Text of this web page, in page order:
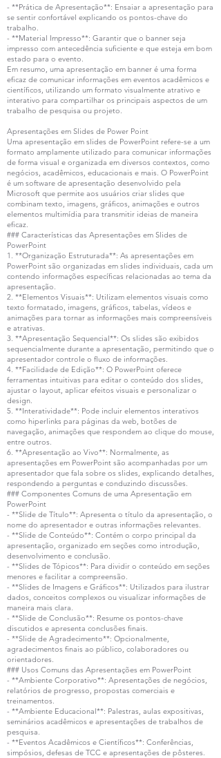
- **Prática de Apresentação**: Ensaiar a apresentação para
se sentir confortável explicando os pontos-chave do
trabalho.
- **Material Impresso**: Garantir que o banner seja
impresso com antecedência suficiente e que esteja em bom
estado para o evento.
Em resumo, uma apresentação em banner é uma forma
eficaz de comunicar informações em eventos acadêmicos e
científicos, utilizando um formato visualmente atrativo e
interativo para compartilhar os principais aspectos de um
trabalho de pesquisa ou projeto.
Apresentações em Slides de Power Point
Uma apresentação em slides de PowerPoint refere-se a um
formato amplamente utilizado para comunicar informações
de forma visual e organizada em diversos contextos, como
negócios, acadêmicos, educacionais e mais. O PowerPoint
é um software de apresentação desenvolvido pela
Microsoft que permite aos usuários criar slides que
combinam texto, imagens, gráficos, animações e outros
elementos multimídia para transmitir ideias de maneira
eficaz.
### Características das Apresentações em Slides de
PowerPoint
1. **Organização Estruturada**: As apresentações em
PowerPoint são organizadas em slides individuais, cada um
contendo informações específicas relacionadas ao tema da
apresentação.
2. **Elementos Visuais**: Utilizam elementos visuais como
texto formatado, imagens, gráficos, tabelas, vídeos e
animações para tornar as informações mais compreensíveis
e atrativas.
3. **Apresentação Sequencial**: Os slides são exibidos
sequencialmente durante a apresentação, permitindo que o
apresentador controle o fluxo de informações.
4. **Facilidade de Edição**: O PowerPoint oferece
ferramentas intuitivas para editar o conteúdo dos slides,
ajustar o layout, aplicar efeitos visuais e personalizar o
design.
5. **Interatividade**: Pode incluir elementos interativos
como hiperlinks para páginas da web, botões de
navegação, animações que respondem ao clique do mouse,
entre outros.
6. **Apresentação ao Vivo**: Normalmente, as
apresentações em PowerPoint são acompanhadas por um
apresentador que fala sobre os slides, explicando detalhes,
respondendo a perguntas e conduzindo discussões.
### Componentes Comuns de uma Apresentação em
PowerPoint
- **Slide de Título**: Apresenta o título da apresentação, o
nome do apresentador e outras informações relevantes.
- **Slide de Conteúdo**: Contém o corpo principal da
apresentação, organizado em seções como introdução,
desenvolvimento e conclusão.
- **Slides de Tópicos**: Para dividir o conteúdo em seções
menores e facilitar a compreensão.
- **Slides de Imagens e Gráficos**: Utilizados para ilustrar
dados, conceitos complexos ou visualizar informações de
maneira mais clara.
- **Slide de Conclusão**: Resume os pontos-chave
discutidos e apresenta conclusões finais.
- **Slide de Agradecimento**: Opcionalmente,
agradecimentos finais ao público, colaboradores ou
orientadores.
### Usos Comuns das Apresentações em PowerPoint
- **Ambiente Corporativo**: Apresentações de negócios,
relatórios de progresso, propostas comerciais e
treinamentos.
- **Ambiente Educacional**: Palestras, aulas expositivas,
seminários acadêmicos e apresentações de trabalhos de
pesquisa.
- **Eventos Acadêmicos e Científicos**: Conferências,
simpósios, defesas de TCC e apresentações de pôsteres.